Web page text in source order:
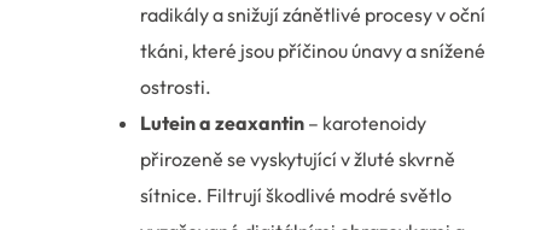
radikály a snižují zánětlivé procesy v oční
tkáni, které jsou příčinou únavy a snížené
ostrosti.
Lutein a zeaxantin – karotenoidy
přirozeně se vyskytující v žluté skvrně
sítnice. Filtrují škodlivé modré světlo